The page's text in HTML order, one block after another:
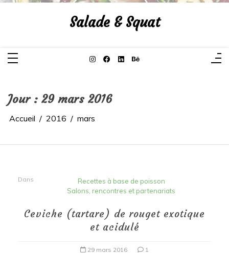
Aller
Salade & Squat
Jour : 29 mars 2016
Accueil 2016 mars
Dans
Recettes à base de poisson
Salons, rencontres et partenariats
Ceviche (tartare) de rouget exotique
et acidulé
29 mars 2016 1